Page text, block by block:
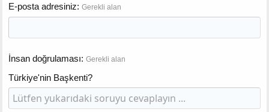
E-posta adresiniz Gerekli alan
İnsan doğrulaması Gerekli alan
Türkiye'nin Başkenti?